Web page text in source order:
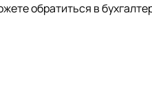
обратиться в